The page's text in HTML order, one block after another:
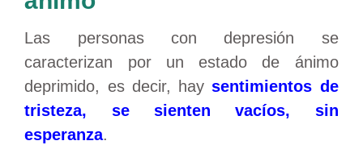
Las personas con depresión se
caracterizan por un estado de ánimo
deprimido, es decir, haysentimientos de
tristeza, se sienten vacíos, sin
esperanza.